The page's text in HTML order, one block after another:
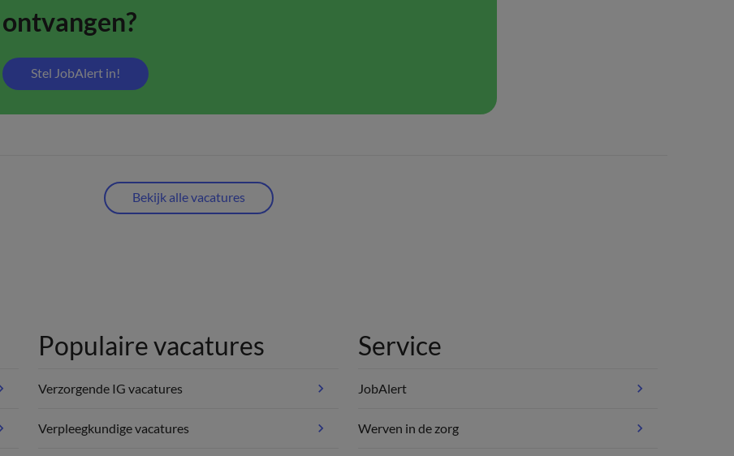
ontvangen?
Stel JobAlert in!
Bekijk alle vacatures
Populaire vacatures
Verzorgende IG vacatures
Verpleegkundige vacatures
Service
JobAlert
Werven in de zorg